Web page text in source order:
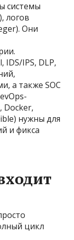
системы
логов
Они
IDS/IPS, DLP,
а также SOC
Docker,
нужны для
и фикса
цикл